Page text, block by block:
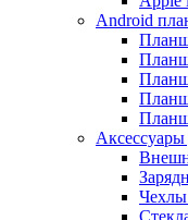
Android
Чехлы